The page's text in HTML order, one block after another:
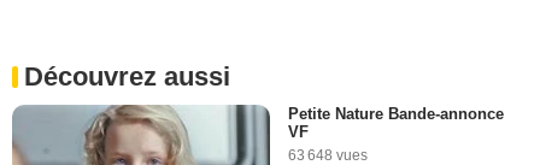
Découvrez aussi
Petite Nature Bande-annonce
VF
63 648 vues